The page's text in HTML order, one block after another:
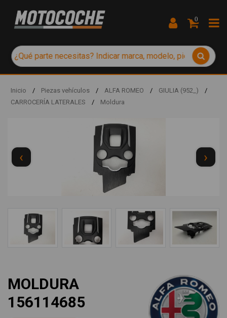
0
Inicio / Piezas vehículos / ALFA ROMEO / GIULIA (952_)
/
CARROCERÍA LATERALES
/ Moldura
‹ ›
MOLDURA
156114685